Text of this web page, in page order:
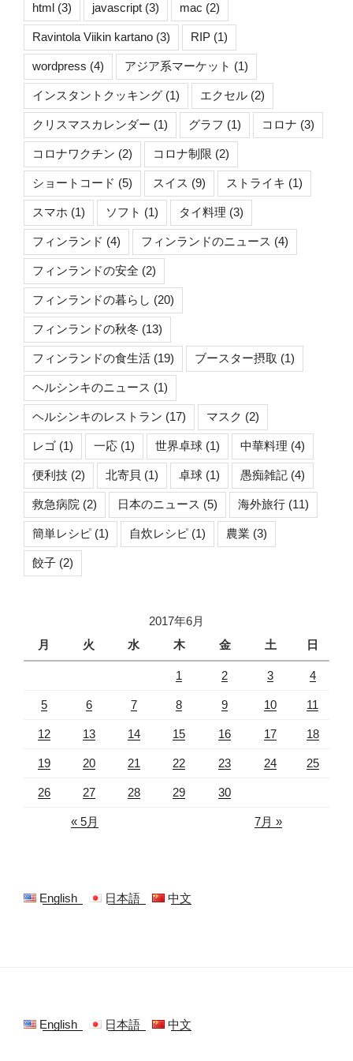
html (3) javascript (3) mac (2)
Ravintola Viikin kartano (3) RIP (1)
wordpress (4) アジア系マーケット (1)
インスタントクッキング (1) エクセル (2)
クリスマスカレンダー (1) グラフ (1) コロナ (3)
コロナワクチン (2) コロナ制限 (2)
ショートコード (5) スイス (9) ストライキ (1)
スマホ (1) ソフト (1) タイ料理 (3)
フィンランド (4) フィンランドのニュース (4)
フィンランドの安全 (2)
フィンランドの暮らし (20)
フィンランドの秋冬 (13)
フィンランドの食生活 (19) ブースター摂取 (1)
ヘルシンキのニュース (1)
ヘルシンキのレストラン (17) マスク (2)
レゴ (1) 一応 (1) 世界卓球 (1) 中華料理 (4)
便利技 (2) 北寄貝 (1) 卓球 (1) 愚痴雑記 (4)
救急病院 (2) 日本のニュース (5) 海外旅行 (11)
簡単レシピ (1) 自炊レシピ (1) 農業 (3)
餃子 (2)
2017年6月
月
火 水 木 金 土 日
1 2 3 4
5 6 7 8 9 10 11
12 13 14 15 16 17 18
19 20 21 22 23 24 25
26 27 28 29 30
« 5月 7月 »
English 日本語 中文
English 日本語 中文